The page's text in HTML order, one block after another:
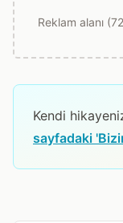
Reklam alanı
Kendi
sayfadaki